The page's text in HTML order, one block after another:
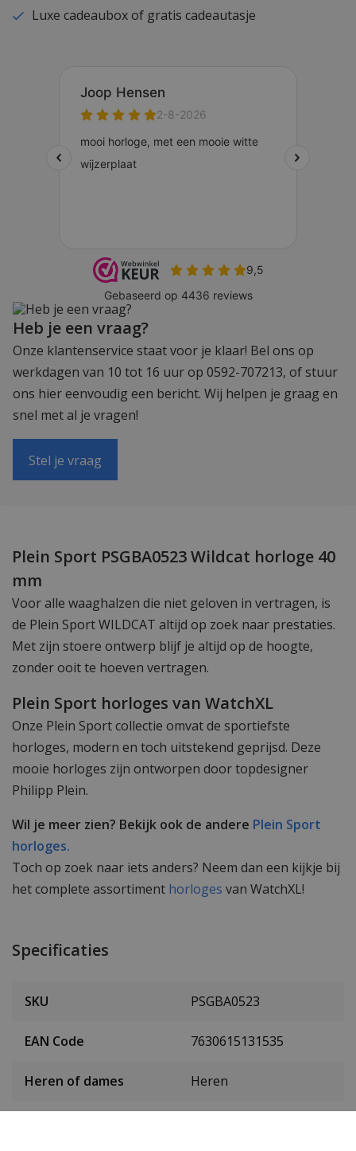
Luxe cadeaubox of gratis cadeautasje
Heb je een vraag?
Onze klantenservice staat voor je klaar! Bel ons op
werkdagen van 10 tot 16 uur op 0592-707213, of stuur
ons hier eenvoudig een bericht. Wij helpen je graag en
snel met al je vragen!
Stel je vraag
Plein Sport PSGBA0523 Wildcat horloge 40
mm
Voor alle waaghalzen die niet geloven in vertragen, is
de Plein Sport WILDCAT altijd op zoek naar prestaties.
Met zijn stoere ontwerp blijf je altijd op de hoogte,
zonder ooit te hoeven vertragen.
Plein Sport horloges van WatchXL
Onze Plein Sport collectie omvat de sportiefste
horloges, modern en toch uitstekend geprijsd. Deze
mooie horloges zijn ontworpen door topdesigner
Philipp Plein.
Wil je meer zien? Bekijk ook de andere Plein Sport
horloges.
Toch op zoek naar iets anders? Neem dan een kijkje bij
het complete assortiment horloges van WatchXL!
Specificaties
SKU PSGBA0523
EAN Code 7630615131535
Heren of dames Heren